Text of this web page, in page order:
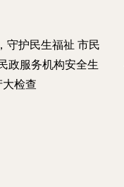
守护民生福祉 市民
政服务机构安全生
大检查